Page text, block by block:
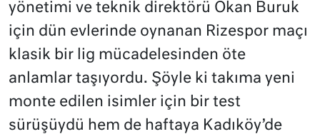
yönetimi ve teknik direktörü Okan Buruk
için dün evlerinde oynanan Rizespor maçı
klasik bir lig mücadelesinden öte
anlamlar taşıyordu. Şöyle ki takıma yeni
monte edilen isimler için bir test
sürüşüydü hem de haftaya Kadıköy’de